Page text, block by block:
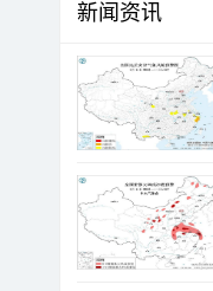
新闻资讯